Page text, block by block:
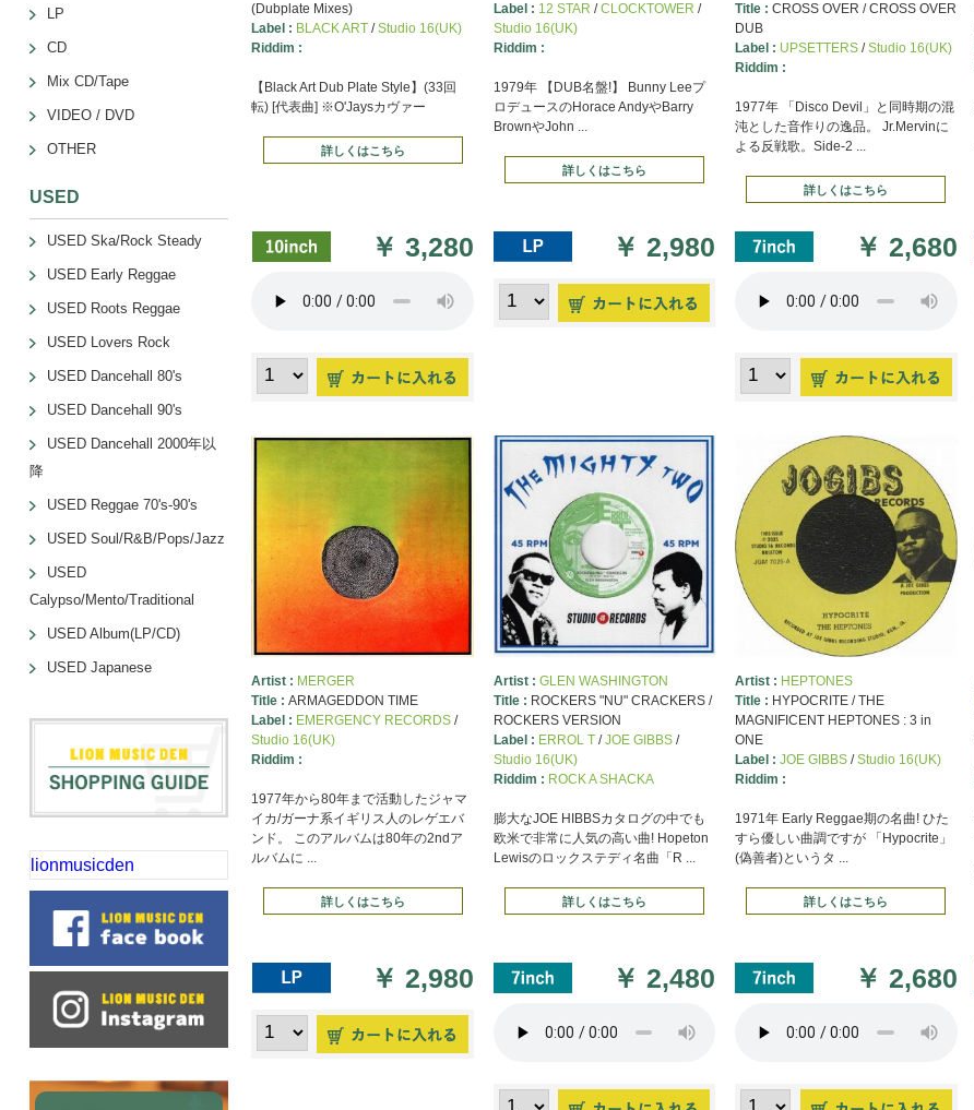
(Dubplate Mixes)
Label : BLACK ART /Studio 16(UK)
Riddim :
【Black Art Dub Plate Style】(33回
転) [代表曲] ※O'Jaysカヴァー
詳しくはこちら
￥3,280
Label : 12 STAR /CLOCKTOWER /
Studio 16(UK)
Riddim :
1979年 【DUB名盤!】 Bunny Leeプ
ロデュースのHorace AndyやBarry
BrownやJohn ...
詳しくはこちら
￥2,980
Title : CROSS OVER / CROSS OVER
DUB
Label : UPSETTERS/Studio 16(UK)
Riddim :
1977年 「Disco Devil」と同時期の混
沌とした音作りの逸品。 Jr.Mervinに
よる反戦歌。Side-2 ...
詳しくはこちら
￥ 2,680
Artist : MERGER
Title :ARMAGEDDON TIME
Label : EMERGENCY RECORDS /
Studio 16(UK)
Riddim :
1977年から80年まで活動したジャマ
イカ/ガーナ系イギリス人のレゲエバ
ンド。 このアルバムは80年の2ndア
ルバムに ...
詳しくはこちら
￥2,980
Artist : GLEN WASHINGTON
Title : ROCKERS "NU" CRACKERS /
ROCKERS VERSION
Label : ERROL T/JOE GIBBS/
Studio 16(UK)
Riddim : ROCK A SHACKA
膨大なJOE HIBBSカタログの中でも
欧米で非常に人気の高い曲! Hopeton
Lewisのロックステディ名曲「R ...
詳しくはこちら
￥2,480
Artist : HEPTONES
Title : HYPOCRITE / THE
MAGNIFICENT HEPTONES : 3 in
ONE
Label : JOE GIBBS/Studio 16(UK)
Riddim :
1971年 Early Reggae期の名曲! ひた
すら優しい曲調ですが 「Hypocrite」
(偽善者)というタ ...
詳しくはこちら
￥ 2,680
LP
CD
Mix CD/Tape
VIDEO / DVD
OTHER
USED
USED Ska/Rock Steady
USED Early Reggae
USED Roots Reggae
USED Lovers Rock
USED Dancehall 80's
USED Dancehall 90's
USED Dancehall 2000年以
降
USED Reggae 70's-90's
USED Soul/R&B/Pops/Jazz
USED
Calypso/Mento/Traditional
USED Album(LP/CD)
USED Japanese
lionmusicden